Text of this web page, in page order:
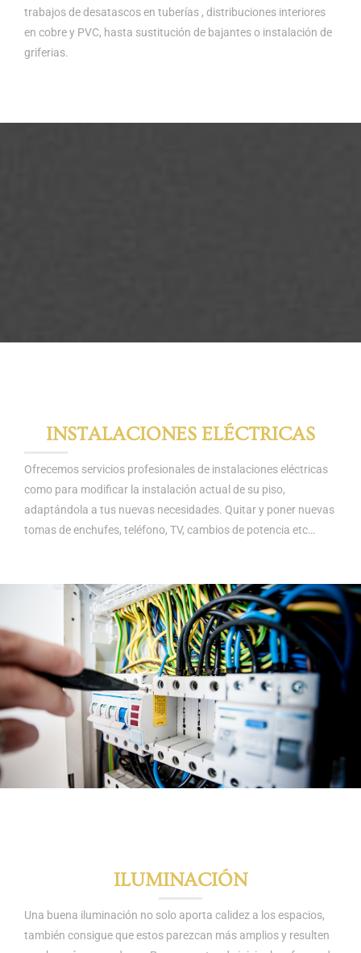
trabajos de desatascos en tuberías , distribuciones interiores
en cobre y PVC, hasta sustitución de bajantes o instalación de
griferias.
INSTALACIONES ELÉCTRICAS
Ofrecemos servicios profesionales de instalaciones eléctricas
como para modificar la instalación actual de su piso,
adaptándola a tus nuevas necesidades. Quitar y poner nuevas
tomas de enchufes, teléfono, TV, cambios de potencia etc…
ILUMINACIÓN
Una buena iluminación no solo aporta calidez a los espacios,
también consigue que estos parezcan más amplios y resulten